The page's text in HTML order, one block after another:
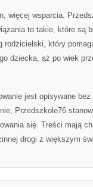
więcej wsparcia.
to takie, które są
rodzicielski, który
dziecka, aż po wiek
jest opisywane
Przedszkole76
się. Treści mają
drogi z większym